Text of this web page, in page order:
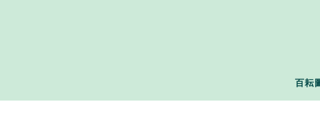
百耘